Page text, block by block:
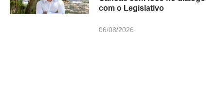
com o Legislativo
06/08/2026